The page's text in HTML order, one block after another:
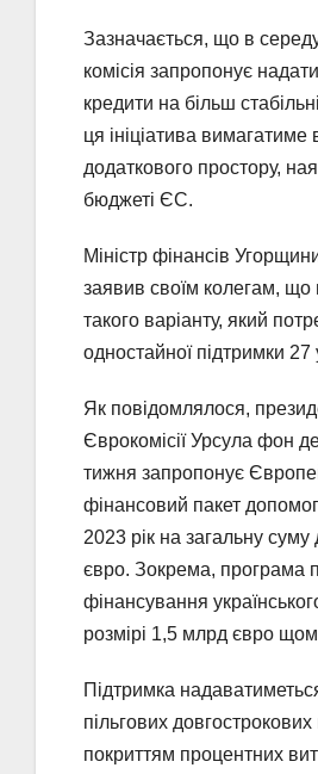
Зазначається, що в
комісія запропонує
кредити на більш
ця ініціатива вимагатиме
додаткового простору,
бюджеті ЄС.
Міністр фінансів
заявив своїм колегам, що
такого варіанту, який
одностайної підтримки 27
Як повідомлялося,
Єврокомісії Урсула фон
тижня запропонує
фінансовий пакет
2023 рік на загальну
євро. Зокрема, програма
фінансування
розмірі 1,5 млрд євро
Підтримка
пільгових довгострокових
покриттям процентних